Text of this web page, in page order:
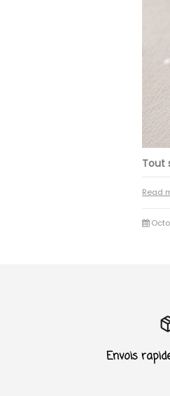
Tout
Read
Envois